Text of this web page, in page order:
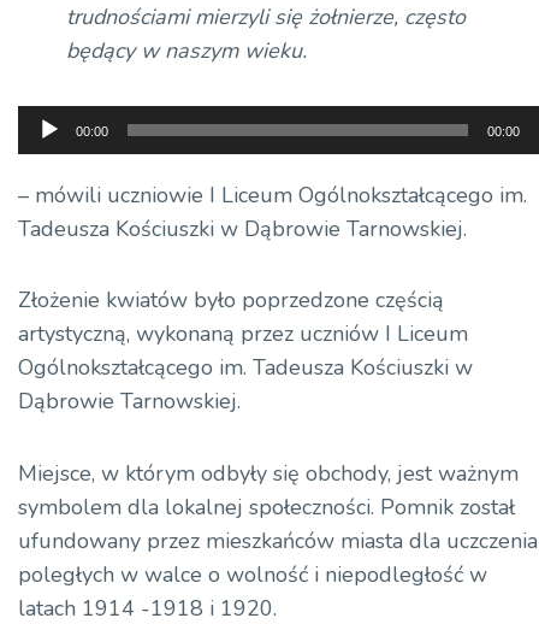
trudnościami mierzyli się żołnierze, często
będący w naszym wieku.
Odtwarzacz
plików
dźwiękowych
00:00 00:00
– mówili uczniowie I Liceum Ogólnokształcącego im.
Tadeusza Kościuszki w Dąbrowie Tarnowskiej.
Złożenie kwiatów było poprzedzone częścią
artystyczną, wykonaną przez uczniów I Liceum
Ogólnokształcącego im. Tadeusza Kościuszki w
Dąbrowie Tarnowskiej.
Miejsce, w którym odbyły się obchody, jest ważnym
symbolem dla lokalnej społeczności. Pomnik został
ufundowany przez mieszkańców miasta dla uczczenia
poległych w walce o wolność i niepodległość w
latach 1914 -1918 i 1920.